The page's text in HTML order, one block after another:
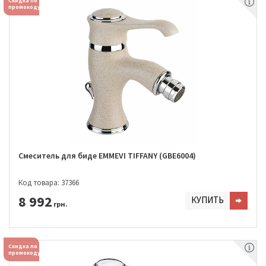
промокоду
Смеситель для биде EMMEVI TIFFANY (GBE6004)
Код товара: 37366
8 992 грн. КУПИТЬ
Скидка по
промокоду